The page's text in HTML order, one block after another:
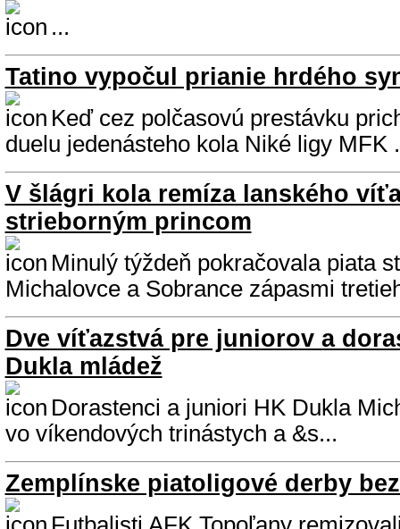
...
Tatino vypočul prianie hrdého
Keď cez polčasovú prestávku
duelu jedenásteho kola Niké ligy MFK
V šlágri kola remíza lanského
strieborným princom
Minulý týždeň pokračovala piata
Michalovce a Sobrance zápasmi
Dve víťazstvá pre juniorov a
Dukla mládež
Dorastenci a juniori HK Dukla
vo víkendových trinástych a &s...
Zemplínske piatoligové derby